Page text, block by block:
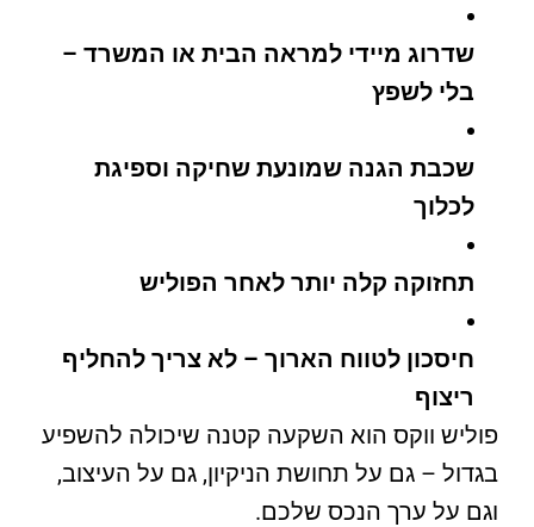
שדרוג מיידי למראה הבית או המשרד –
בלי לשפץ
שכבת הגנה שמונעת שחיקה וספיגת
לכלוך
תחזוקה קלה יותר לאחר הפוליש
חיסכון לטווח הארוך – לא צריך להחליף
ריצוף
פוליש ווקס הוא השקעה קטנה שיכולה להשפיע
בגדול – גם על תחושת הניקיון, גם על העיצוב,
וגם על ערך הנכס שלכם.